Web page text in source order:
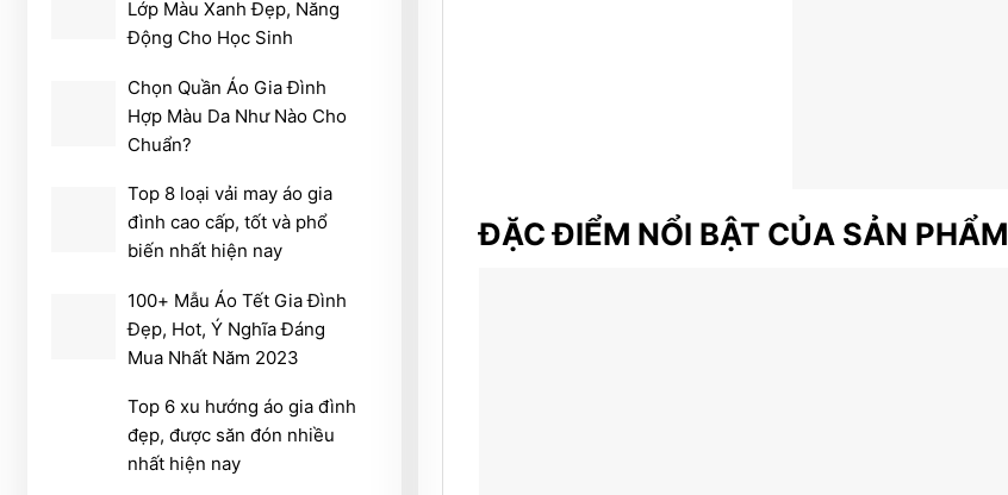
Lớp Màu Xanh Đẹp, Năng
Động Cho Học Sinh
Chọn Quần Áo Gia Đình
Hợp Màu Da Như Nào Cho
Chuẩn?
Top 8 loại vải may áo gia
đình cao cấp, tốt và phổ
biến nhất hiện nay
100+ Mẫu Áo Tết Gia Đình
Đẹp, Hot, Ý Nghĩa Đáng
Mua Nhất Năm 2023
Top 6 xu hướng áo gia đình
đẹp, được săn đón nhiều
nhất hiện nay
ĐẶC ĐIỂM NỔI BẬT CỦA SẢN PHẨM